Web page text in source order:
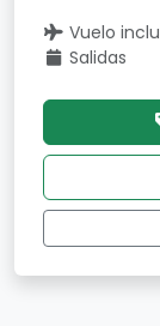
Vuelo
Salidas